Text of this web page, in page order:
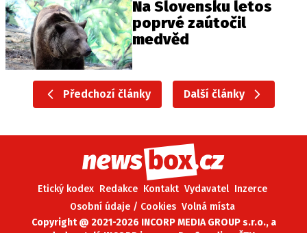
Na Slovensku letos
poprvé zaútočil
medvěd
Předchozí články Další články
Etický kodex Redakce Kontakt Vydavatel Inzerce
Osobní údaje / Cookies Volná místa
Copyright @ 2021-2026 INCORP MEDIA GROUP s.r.o., a